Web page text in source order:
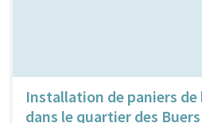
Installation de paniers de
dans le quartier des Buers